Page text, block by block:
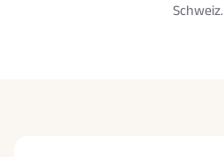
Schweiz.